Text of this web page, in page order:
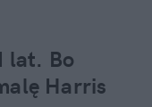
lat. Bo
Harris